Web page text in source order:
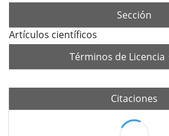
Sección
Artículos científicos
Términos de Licencia
Citaciones